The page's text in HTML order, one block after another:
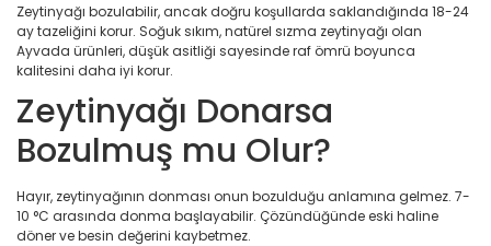
Zeytinyağı bozulabilir, ancak doğru koşullarda saklandığında 18-24
ay tazeliğini korur. Soğuk sıkım, natürel sızma zeytinyağı olan
Ayvada ürünleri, düşük asitliği sayesinde raf ömrü boyunca
kalitesini daha iyi korur.
Zeytinyağı Donarsa
Bozulmuş mu Olur?
Hayır, zeytinyağının donması onun bozulduğu anlamına gelmez. 7-
10 °C arasında donma başlayabilir. Çözündüğünde eski haline
döner ve besin değerini kaybetmez.